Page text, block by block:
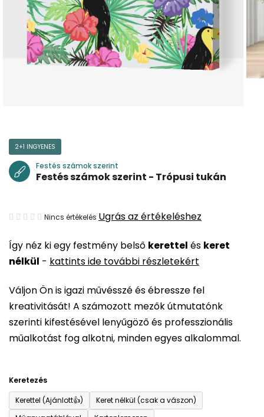
Így néz ki egy festmény belső kerettel és keret
nélkül - kattints ide további részletekért
Váljon Ön is igazi művésszé és ébressze fel
kreativitását! A számozott mezők útmutatónk
szerinti kifestésével lenyűgöző és professzionális
műalkotást fog alkotni, minden egyes alkalommal.
Keretezés
Kerettel (Ajánlott👍)
Keret nélkül (csak a vászon)
2+1 INGYENES
Festés számok szerint
Festés számok szerint - Trópusi tukán
A
átlagos
értékelése
ből
0,0
csillag.
Nincs értékelés Ugrás az értékeléshez